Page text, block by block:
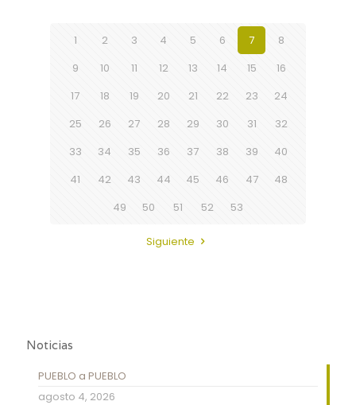
1 2 3 4 5 6 7
8
9
10 11 12 13 14 15
16
17
18 19 20 21 22 23
24
25
26 27 28 29 30 31
32
33
34 35 36 37 38 39
40
41
42 43 44 45 46 47
48
49
50 51 52 53
Siguiente
Noticias
PUEBLO a PUEBLO
agosto 4, 2026